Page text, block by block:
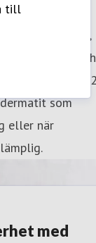
till
UP, en öppen,
och
ungdomar
som
eller när
med